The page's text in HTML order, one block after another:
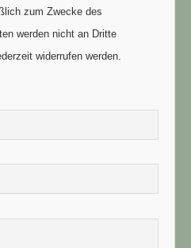
zum Zwecke des
werden nicht an Dritte
widerrufen werden.